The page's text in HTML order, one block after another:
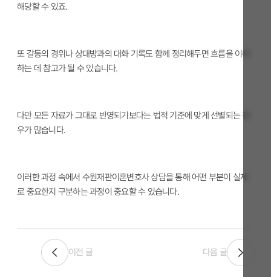
해당할 수 있죠.
또 갈등의 경위나 상대방과의 대화 기록도 함께 정리해두면 흐름을 이해
하는 데 참고가 될 수 있습니다.
다만 모든 자료가 그대로 반영되기보다는 법적 기준에 맞게 선별되는 경
우가 많습니다.
이러한 과정 속에서 수원재판이혼변호사 상담을 통해 어떤 부분이 실제
로 중요한지 구분하는 과정이 중요할 수 있습니다.
이전 글 다음 글